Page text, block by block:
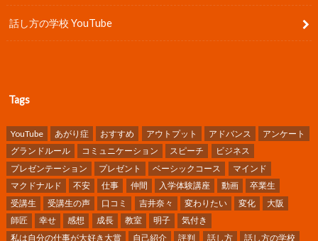
話し方の学校 YouTube
Tags
YouTube あがり症 おすすめ アウトプット アドバンス
アンケート
グランドルール
コミュニケーション スピーチ
ビジネス
プレゼンテーション
プレゼント ベーシックコース
マインド
マクドナルド
不安 仕事 仲間 入学体験講座 動画
卒業生
受講生
受講生の声 口コミ 吉井奈々 変わりたい 変化
大阪
師匠
幸せ 感想 成長 教室 明子
気付き
私は自分の仕事が大好き大賞
自己紹介 評判 話し方 話し方の学校